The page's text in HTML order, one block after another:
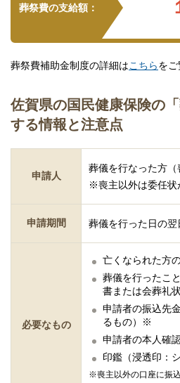
葬祭費の支給額：
葬祭費補助金制度の詳細はこちらをご
佐賀県の国民健康保険の
する情報と注意点
申請人
葬儀を行なった方（
※喪主以外は委任状
申請期間 葬儀を行った日の翌
必要なもの
亡くなられた方
葬儀を行ったこ
書または会葬礼状
申請者の振込先
るもの）※
申請者の本人確
印鑑（浸透印：
※喪主以外の口座に振